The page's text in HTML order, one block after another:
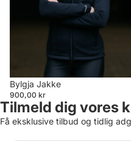
Bylgja Jakke
900,00 kr
Tilmeld dig vores
Få eksklusive tilbud og tidlig